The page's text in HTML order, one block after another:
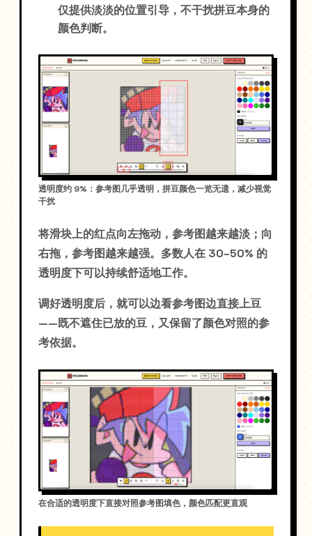
仅提供淡淡的位置引导，不干扰拼豆本身的
颜色判断。
透明度约 9%：参考图几乎透明，拼豆颜色一览无遗，减少视觉
干扰
将滑块上的红点向左拖动，参考图越来越淡；向
右拖，参考图越来越强。多数人在 30–50% 的
透明度下可以持续舒适地工作。
调好透明度后，就可以边看参考图边直接上豆
——既不遮住已放的豆，又保留了颜色对照的参
考依据。
在合适的透明度下直接对照参考图填色，颜色匹配更直观